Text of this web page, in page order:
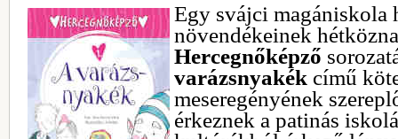
Egy svájci magániskola
növendékeinek
Hercegnőképző
varázsnyakék című
meseregényének
érkeznek a patinás